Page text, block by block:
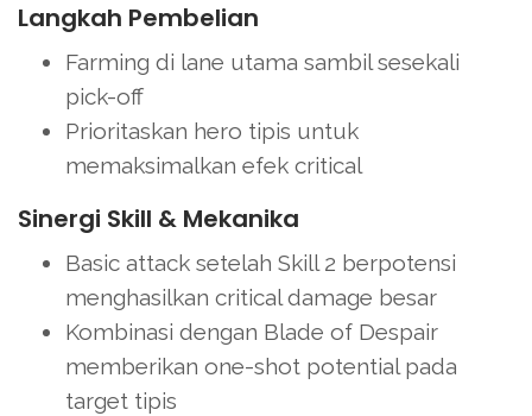
Langkah Pembelian
Farming di lane utama sambil sesekali
pick-off
Prioritaskan hero tipis untuk
memaksimalkan efek critical
Sinergi Skill & Mekanika
Basic attack setelah Skill 2 berpotensi
menghasilkan critical damage besar
Kombinasi dengan Blade of Despair
memberikan one-shot potential pada
target tipis